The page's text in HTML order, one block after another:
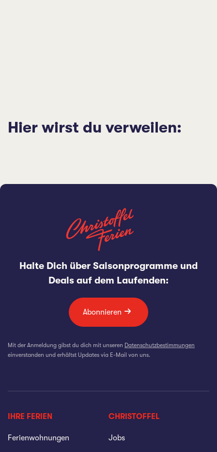
Hier wirst du verweilen:
Halte Dich über Saisonprogramme und
Deals auf dem Laufenden:
Abonnieren
Mit der Anmeldung gibst du dich mit unseren Datenschutzbestimmungen
einverstanden und erhältst Updates via E-Mail von uns.
IHRE FERIEN
Ferienwohnungen
CHRISTOFFEL
Jobs